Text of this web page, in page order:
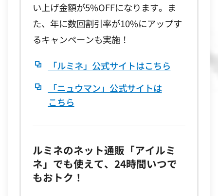
い上げ金額が5%OFFになります。ま
た、年に数回割引率が10%にアップす
るキャンペーンも実施！
「ルミネ」公式サイトはこちら
「ニュウマン」公式サイトは
こちら
ルミネのネット通販「アイルミ
ネ」でも使えて、24時間いつで
もおトク！